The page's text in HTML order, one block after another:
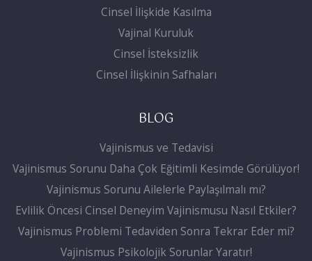
Cinsel İlişkide Kasılma
Vajinal Kuruluk
Cinsel İsteksizlik
Cinsel İlişkinin Safhaları
BLOG
Vajinismus ve Tedavisi
Vajinismus Sorunu Daha Çok Eğitimli Kesimde Görülüyor!
Vajinismus Sorunu Ailelerle Paylaşılmalı mı?
Evlilik Öncesi Cinsel Deneyim Vajinismusu Nasıl Etkiler?
Vajinismus Problemi Tedaviden Sonra Tekrar Eder mi?
Vajinismus Psikolojik Sorunlar Yaratır!